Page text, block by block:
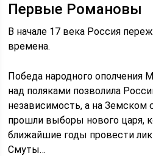
Первые Романовы
В начале 17 века Россия
времена.
Победа народного ополчения
над поляками позволила
независимость, а на Земском
прошли выборы нового царя,
ближайшие годы провести
Смуты…